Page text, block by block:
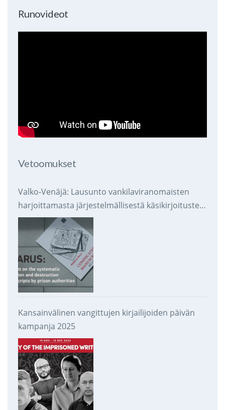
Runovideot
Vetoomukset
Valko-Venäjä: Lausunto vankilaviranomaisten
harjoittamasta järjestelmällisestä käsikirjoitusten
takavarikoinnista ja tuhoamisesta
Kansainvälinen vangittujen kirjailijoiden päivän
kampanja 2025